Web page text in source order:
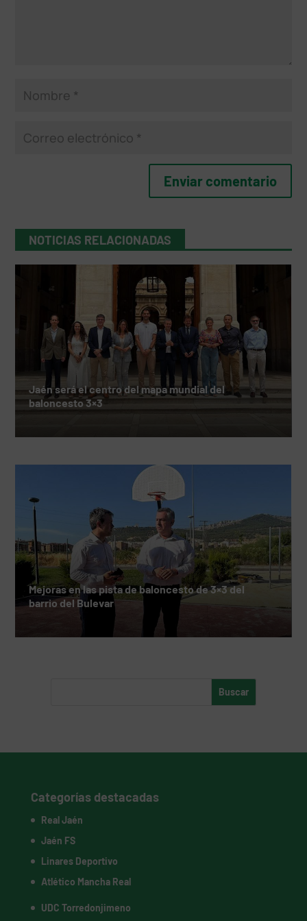
NOTICIAS RELACIONADAS
Jaén será el centro del mapa mundial del
baloncesto 3×3
Mejoras en las pista de baloncesto de 3×3 del
barrio del Bulevar
Categorías destacadas
Real Jaén
Jaén FS
Linares Deportivo
Atlético Mancha Real
UDC Torredonjimeno